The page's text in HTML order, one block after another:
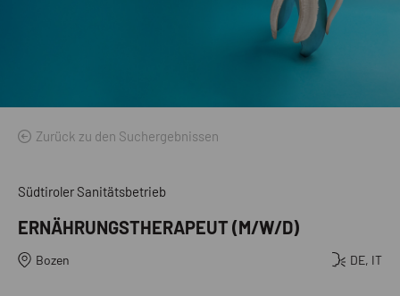
Zurück zu den Suchergebnissen
Südtiroler Sanitätsbetrieb
ERNÄHRUNGSTHERAPEUT (M/W/D)
Bozen DE, IT